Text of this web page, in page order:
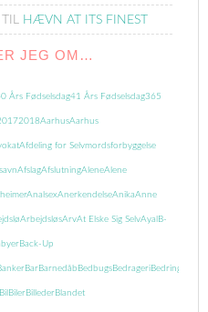
TIL HÆVN AT ITS FINEST
JEG OM…
Års Fødselsdag41 Års Fødselsdag365
2018AarhusAarhus
Afdeling for Selvmordsforbyggelse
AfslagAfslutningAleneAlene
AnalsexAnerkendelseAnikaAnne
ArbejdsløsArvAt Elske Sig SelvAyal B-
Back-Up
BarBarnedåb BedbugsBedrageriBedring
Bil BilerBillederBlandet